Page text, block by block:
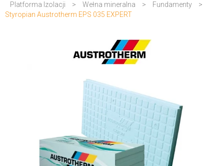
Platforma Izolacji > Wełna mineralna > Fundamenty
>
Styropian Austrotherm EPS 035 EXPERT